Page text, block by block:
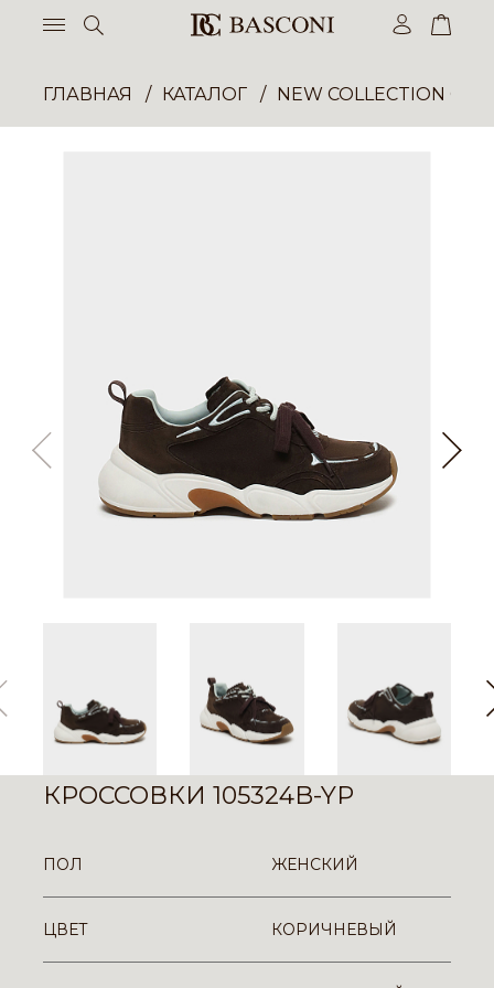
ГЛАВНАЯ КАТАЛОГ NEW COLLECTION
КРОССОВКИ 105324B-YP
ПОЛ ЖЕНСКИЙ
ЦВЕТ КОРИЧНЕВЫЙ